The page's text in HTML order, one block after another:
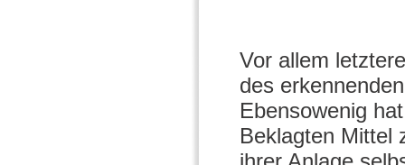
Vor allem
des
Ebensowenig
Beklagten Mittel